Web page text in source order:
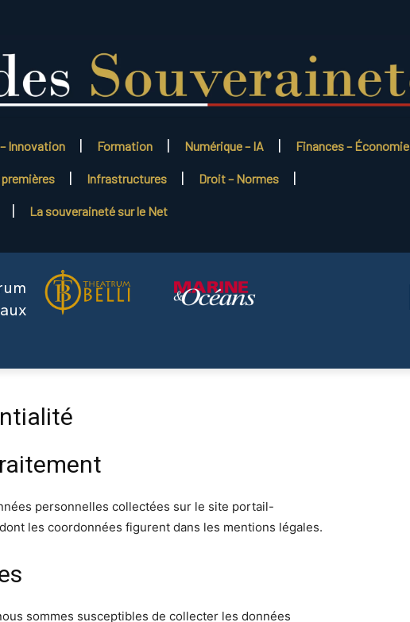
Innovation Formation Numérique – IA Finances – Économie
Infrastructures Droit – Normes
La souveraineté sur le Net
personnelles collectées sur le site portail-
les coordonnées figurent dans les mentions légales.
sommes susceptibles de collecter les données